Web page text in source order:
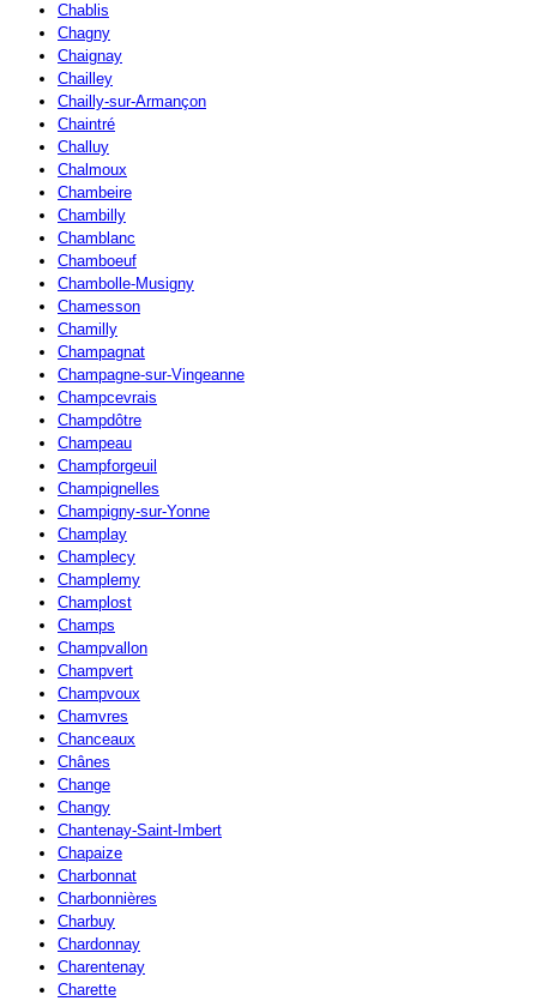
Chablis
Chagny
Chaignay
Chailley
Chailly-sur-Armançon
Chaintré
Challuy
Chalmoux
Chambeire
Chambilly
Chamblanc
Chamboeuf
Chambolle-Musigny
Chamesson
Chamilly
Champagnat
Champagne-sur-Vingeanne
Champcevrais
Champdôtre
Champeau
Champforgeuil
Champignelles
Champigny-sur-Yonne
Champlay
Champlecy
Champlemy
Champlost
Champs
Champvallon
Champvert
Champvoux
Chamvres
Chanceaux
Chânes
Change
Changy
Chantenay-Saint-Imbert
Chapaize
Charbonnat
Charbonnières
Charbuy
Chardonnay
Charentenay
Charette